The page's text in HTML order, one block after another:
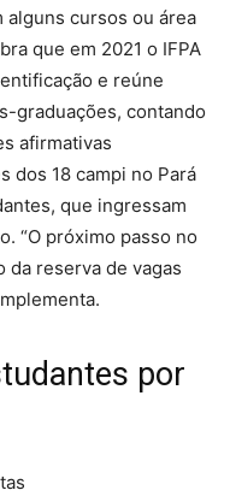
alguns cursos ou área
que em 2021 o IFPA
e reúne
graduações, contando
afirmativas
dos 18 campi no Pará
que ingressam
“O próximo passo no
da reserva de vagas
por